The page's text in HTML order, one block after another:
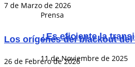
Prensa
¿Es eficiente la
11 de Noviembre de 2025
7 de Marzo de 2026
Los orígenes del blackout
26 de Febrero de 2026